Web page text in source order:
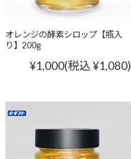
オレンジの酵素シロップ【瓶入
り】200g
¥1,000(税込 ¥1,080)